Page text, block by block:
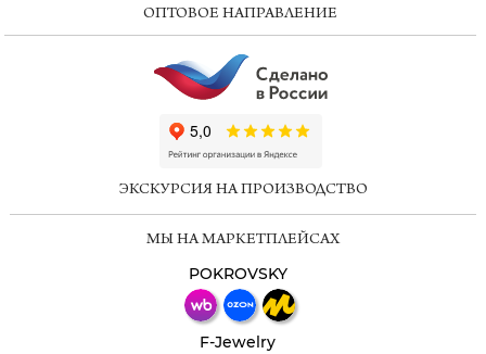
ОПТОВОЕ НАПРАВЛЕНИЕ
ЭКСКУРСИЯ НА ПРОИЗВОДСТВО
МЫ НА МАРКЕТПЛЕЙСАХ
POKROVSKY
F-Jewelry